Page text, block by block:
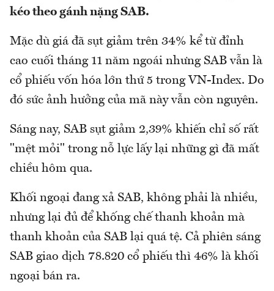
kéo theo gánh nặng SAB.
Mặc dù giá đã sụt giảm trên 34% kể từ đỉnh
cao cuối tháng 11 năm ngoái nhưng SAB vẫn là
cổ phiếu vốn hóa lớn thứ 5 trong VN-Index. Do
đó sức ảnh hưởng của mã này vẫn còn nguyên.
Sáng nay, SAB sụt giảm 2,39% khiến chỉ số rất
"mệt mỏi" trong nỗ lực lấy lại những gì đã mất
chiều hôm qua.
Khối ngoại đang xả SAB, không phải là nhiều,
nhưng lại đủ để khống chế thanh khoản mà
thanh khoản của SAB lại quá tệ. Cả phiên sáng
SAB giao dịch 78.820 cổ phiếu thì 46% là khối
ngoại bán ra.